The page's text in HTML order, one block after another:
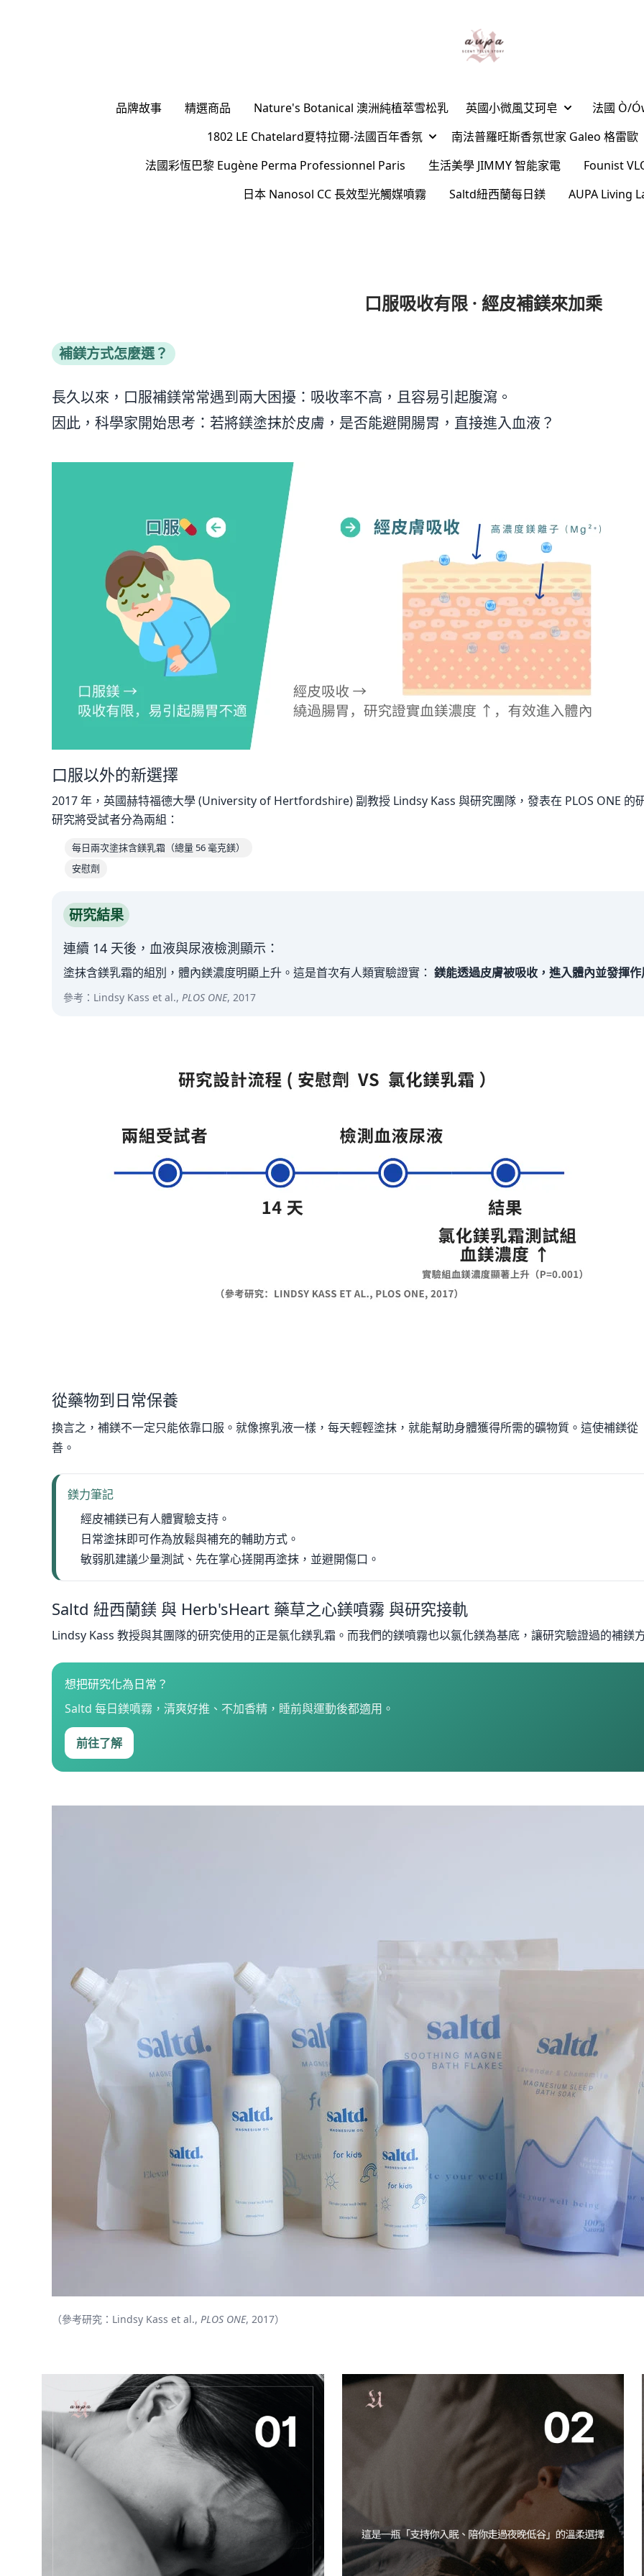
品牌故事 精選商品 Nature's Botanical 澳洲純植萃雪松乳 英國小微風艾珂皂
法國 Ò/
1802 LE Chatelard夏特拉爾-法國百年香氛
南法普羅旺斯香氛世家 Galeo 格雷歐
法國彩恆巴黎 Eugène Perma Professionnel Paris
生活美學 JIMMY 智能家電
Founist
日本 Nanosol CC 長效型光觸媒噴霧
Saltd紐西蘭每日鎂 AUPA Living
口服吸收有限 · 經皮補鎂來加乘
補鎂方式怎麼選？
長久以來，口服補鎂常常遇到兩大困擾：吸收率不高，且容易引起腹瀉。
因此，科學家開始思考：若將鎂塗抹於皮膚，是否能避開腸胃，直接進入血液？
口服以外的新選擇
2017 年，英國赫特福德大學 (University of Hertfordshire) 副教授 Lindsy Kass 與研究團隊，發表在 PLOS ONE 的
研究將受試者分為兩組：
每日兩次塗抹含鎂乳霜（總量 56 毫克鎂）
安慰劑
研究結果
連續 14 天後，血液與尿液檢測顯示：
塗抹含鎂乳霜的組別，體內鎂濃度明顯上升。這是首次有人類實驗證實：鎂能透過皮膚被吸收，進入體內並發揮
參考：Lindsy Kass et al.,PLOS ONE, 2017
從藥物到日常保養
換言之，補鎂不一定只能依靠口服。就像擦乳液一樣，每天輕輕塗抹，就能幫助身體獲得所需的礦物質。這使補鎂
善。
鎂力筆記
經皮補鎂已有人體實驗支持。
日常塗抹即可作為放鬆與補充的輔助方式。
敏弱肌建議少量測試、先在掌心搓開再塗抹，並避開傷口。
Saltd 紐西蘭鎂 與 Herb'sHeart 藥草之心鎂噴霧 與研究接軌
Lindsy Kass 教授與其團隊的研究使用的正是氯化鎂乳霜。而我們的鎂噴霧也以氯化鎂為基底，讓研究驗證過的補鎂
想把研究化為日常？
Saltd 每日鎂噴霧，清爽好推、不加香精，睡前與運動後都適用。
前往了解
（參考研究：Lindsy Kass et al.,PLOS ONE, 2017）